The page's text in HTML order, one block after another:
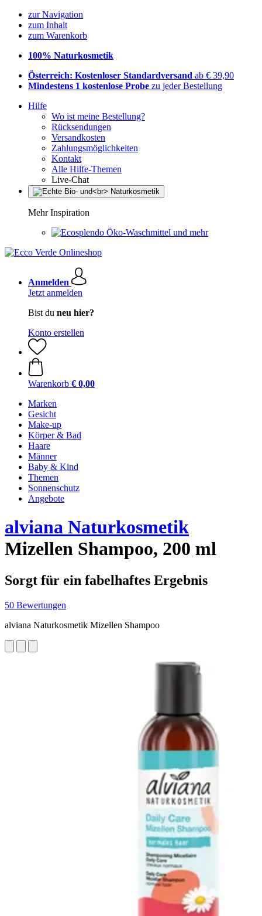
zur Navigation
zum Inhalt
zum Warenkorb
100% Naturkosmetik
Österreich: Kostenloser Standardversand ab € 39,90
Mindestens 1 kostenlose Probe zu jeder Bestellung
Hilfe
Wo ist meine Bestellung?
Rücksendungen
Versandkosten
Zahlungsmöglichkeiten
Kontakt
Alle Hilfe-Themen
Live-Chat
Mehr Inspiration
Öko-Waschmittel und mehr
Anmelden
Jetzt anmelden
Bist du neu hier?
Konto erstellen
Warenkorb € 0,00
Marken
Gesicht
Make-up
Körper & Bad
Haare
Männer
Baby & Kind
Themen
Sonnenschutz
Angebote
alviana Naturkosmetik
Mizellen Shampoo, 200 ml
Sorgt für ein fabelhaftes Ergebnis
50 Bewertungen
alviana Naturkosmetik Mizellen Shampoo